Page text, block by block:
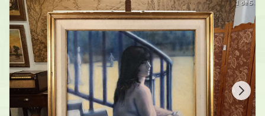
1 de 5